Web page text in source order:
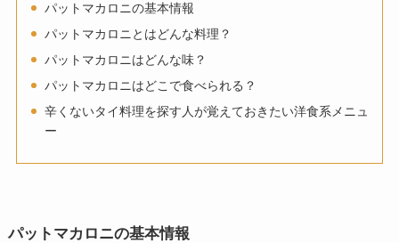
パットマカロニの基本情報
パットマカロニとはどんな料理？
パットマカロニはどんな味？
パットマカロニはどこで食べられる？
辛くないタイ料理を探す人が覚えておきたい洋食系メニュ
ー
パットマカロニの基本情報